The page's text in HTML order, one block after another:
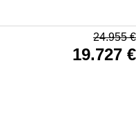
24.955€
19.727 €